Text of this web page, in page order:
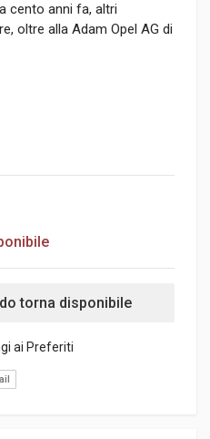
cento anni fa, altri
oltre alla Adam Opel AG di
torna disponibile
ai Preferiti